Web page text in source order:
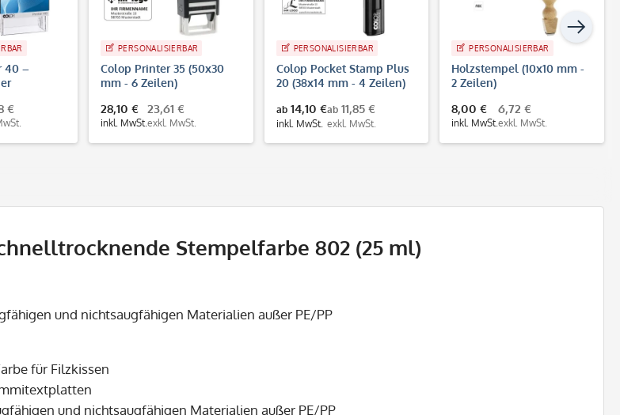
40 –
€
PERSONALISIERBAR
Colop Printer 35 (50x30
mm - 6 Zeilen)
28,10 €
inkl. MwSt.
23,61 €
exkl. MwSt.
PERSONALISIERBAR
Colop Pocket Stamp Plus
20 (38x14 mm - 4 Zeilen)
ab14,10 €
inkl. MwSt.
ab11,85 €
exkl. MwSt.
PERSONALISIERBAR
Holzstempel (10x10 mm -
2 Zeilen)
8,00 €
inkl. MwSt.
6,72 €
exkl. MwSt.
Stempelfarbe 802 (25 ml)
und nichtsaugfähigen Materialien außer PE/PP
für Filzkissen
und nichtsaugfähigen Materialien außer PE/PP